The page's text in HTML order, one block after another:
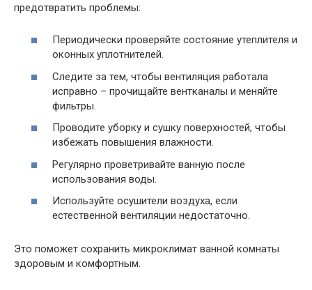
предотвратить проблемы:
Периодически проверяйте состояние утеплителя и
оконных уплотнителей.
Следите за тем, чтобы вентиляция работала
исправно – прочищайте вентканалы и меняйте
фильтры.
Проводите уборку и сушку поверхностей, чтобы
избежать повышения влажности.
Регулярно проветривайте ванную после
использования воды.
Используйте осушители воздуха, если
естественной вентиляции недостаточно.
Это поможет сохранить микроклимат ванной комнаты
здоровым и комфортным.